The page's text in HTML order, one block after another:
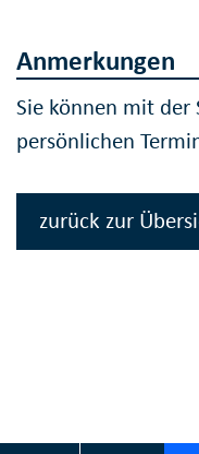
Anmerkungen
Sie können mit der
persönlichen
zurück zur